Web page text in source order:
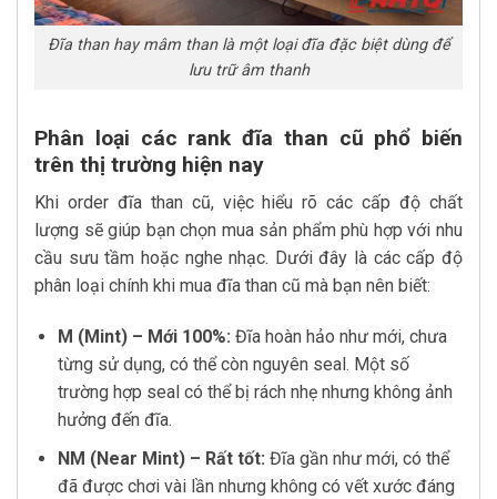
Đĩa than hay mâm than là một loại đĩa đặc biệt dùng để
lưu trữ âm thanh
Phân loại các rank đĩa than cũ phổ biến
trên thị trường hiện nay
Khi order đĩa than cũ, việc hiểu rõ các cấp độ chất
lượng sẽ giúp bạn chọn mua sản phẩm phù hợp với nhu
cầu sưu tầm hoặc nghe nhạc. Dưới đây là các cấp độ
phân loại chính khi mua đĩa than cũ mà bạn nên biết:
M (Mint) – Mới 100%: Đĩa hoàn hảo như mới, chưa
từng sử dụng, có thể còn nguyên seal. Một số
trường hợp seal có thể bị rách nhẹ nhưng không ảnh
hưởng đến đĩa.
NM (Near Mint) – Rất tốt: Đĩa gần như mới, có thể
đã được chơi vài lần nhưng không có vết xước đáng